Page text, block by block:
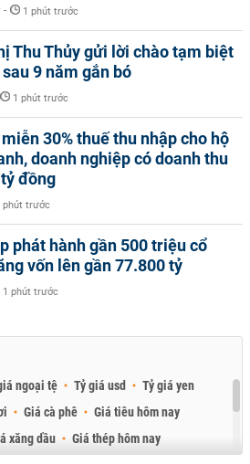
- 1 phút trước
Thu Thủy gửi lời chào tạm biệt
9 năm gắn bó
1 phút trước
30% thuế thu nhập cho hộ
doanh nghiệp có doanh thu
đồng
phút trước
phát hành gần 500 triệu cổ
vốn lên gần 77.800 tỷ
1 phút trước
ngoại tệ Tỷ giá usd
Tỷ giá yen
Giá cà phê
Giá tiêu hôm nay
xăng dầu
Giá thép hôm nay